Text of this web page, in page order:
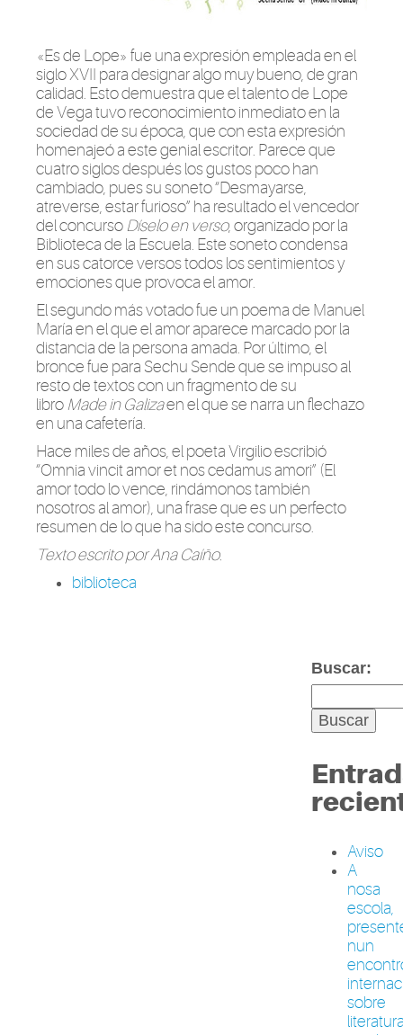
«Es de Lope» fue una expresión empleada en el
siglo XVII para designar algo muy bueno, de gran
calidad. Esto demuestra que el talento de Lope
de Vega tuvo reconocimiento inmediato en la
sociedad de su época, que con esta expresión
homenajeó a este genial escritor. Parece que
cuatro siglos después los gustos poco han
cambiado, pues su soneto “Desmayarse,
atreverse, estar furioso” ha resultado el vencedor
del concurso Díselo en verso, organizado por la
Biblioteca de la Escuela. Este soneto condensa
en sus catorce versos todos los sentimientos y
emociones que provoca el amor.
El segundo más votado fue un poema de Manuel
María en el que el amor aparece marcado por la
distancia de la persona amada. Por último, el
bronce fue para Sechu Sende que se impuso al
resto de textos con un fragmento de su
libro Made in Galizaen el que se narra un flechazo
en una cafetería.
Hace miles de años, el poeta Virgilio escribió
“Omnia vincit amor et nos cedamus amori” (El
amor todo lo vence, rindámonos también
nosotros al amor), una frase que es un perfecto
resumen de lo que ha sido este concurso.
Texto escrito por Ana Caíño.
biblioteca
Buscar:
Aviso
A
nosa
escola,
nun
sobre